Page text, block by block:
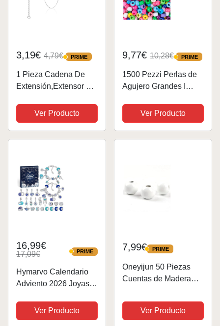
3,19€ 4,79€ PRIME
PRIME
1 Pieza Cadena De
Extensión,Extensor De
Extensión,Extensor De
Cadena Para Collar
Pulsera Tobillera
Para DIY...
Ver Producto
9,77€ 10,28€ PRIME
PRIME
1500 Pezzi Perlas de
Agujero Grandes I
6x9mm con Cuentas
de 24 Colores para
Manualidades Perlas
Ver Producto
16,99€
17,09€ PRIME
PRIME
Hymarvo Calendario
Adviento 2026 Joyas
Calendario de
Adviento Bisuteria
Ver Producto
7,99€ PRIME
PRIME
Oneyijun 50 Piezas
Cuentas de Madera
de Colores para
Bisutería DIY -
Ver Producto